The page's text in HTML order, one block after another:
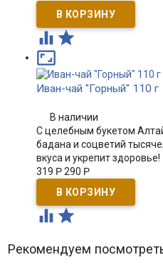
 

Иван-чай "Горный" 110 г
В наличии
С целебным букетом
бадана и соцветий
вкуса и укрепит здоровье!
319 Р 290 Р
 
Рекомендуем